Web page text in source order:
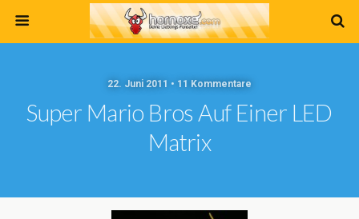
22. Juni 2011 • 11 Kommentare
Super Mario Bros Auf Einer LED
Matrix